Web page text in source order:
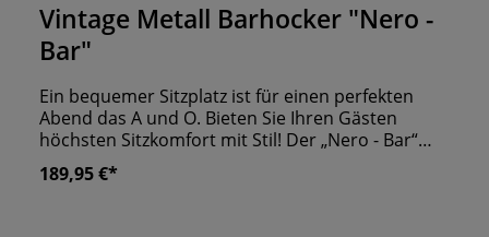
Vintage Metall Barhocker "Nero -
Bar"
Ein bequemer Sitzplatz ist für einen perfekten
Abend das A und O. Bieten Sie Ihren Gästen
höchsten Sitzkomfort mit Stil! Der „Nero - Bar“
Hocker vereint das Vintage Design aus
Kunstleder Polsterung mit einem Untergestell
189,95 €*